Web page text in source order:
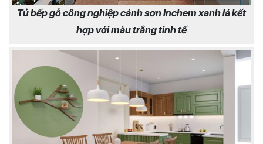
Tủ bếp gỗ công nghiệp cánh sơn Inchem xanh lá kết
hợp với màu trắng tinh tế